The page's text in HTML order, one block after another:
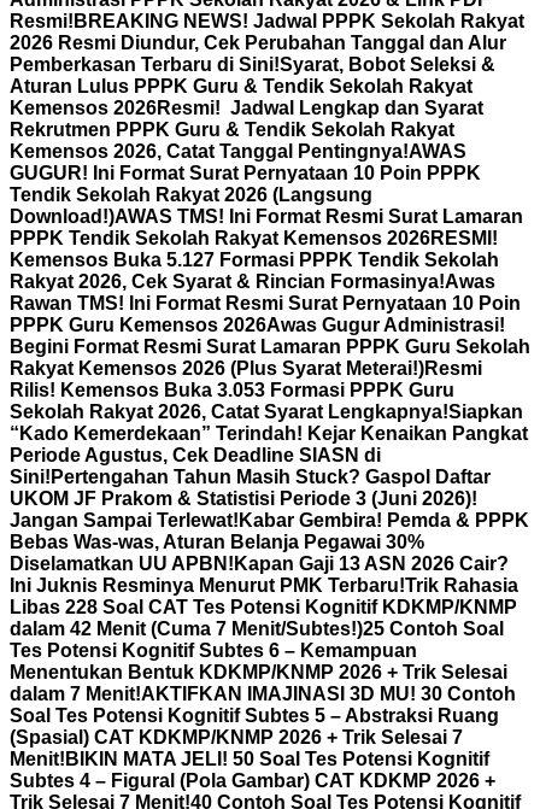
Resmi! BREAKING NEWS! Jadwal PPPK Sekolah Rakyat
2026 Resmi Diundur, Cek Perubahan Tanggal dan Alur
Pemberkasan Terbaru di Sini!Syarat, Bobot Seleksi &
Aturan Lulus PPPK Guru & Tendik Sekolah Rakyat
Kemensos 2026Resmi! Jadwal Lengkap dan Syarat
Rekrutmen PPPK Guru & Tendik Sekolah Rakyat
Kemensos 2026, Catat Tanggal Pentingnya!AWAS
GUGUR! Ini Format Surat Pernyataan 10 Poin PPPK
Tendik Sekolah Rakyat 2026 (Langsung
Download!)AWAS TMS! Ini Format Resmi Surat Lamaran
PPPK Tendik Sekolah Rakyat Kemensos 2026RESMI!
Kemensos Buka 5.127 Formasi PPPK Tendik Sekolah
Rakyat 2026, Cek Syarat & Rincian Formasinya!Awas
Rawan TMS! Ini Format Resmi Surat Pernyataan 10 Poin
PPPK Guru Kemensos 2026Awas Gugur Administrasi!
Begini Format Resmi Surat Lamaran PPPK Guru Sekolah
Rakyat Kemensos 2026 (Plus Syarat Meterai!)Resmi
Rilis! Kemensos Buka 3.053 Formasi PPPK Guru
Sekolah Rakyat 2026, Catat Syarat Lengkapnya!Siapkan
“Kado Kemerdekaan” Terindah! Kejar Kenaikan Pangkat
Periode Agustus, Cek Deadline SIASN di
Sini! Pertengahan Tahun Masih Stuck? Gaspol Daftar
UKOM JF Prakom & Statistisi Periode 3 (Juni 2026)!
Jangan Sampai Terlewat! Kabar Gembira! Pemda & PPPK
Bebas Was-was, Aturan Belanja Pegawai 30%
Diselamatkan UU APBN! Kapan Gaji 13 ASN 2026 Cair?
Ini Juknis Resminya Menurut PMK Terbaru!Trik Rahasia
Libas 228 Soal CAT Tes Potensi Kognitif KDKMP/KNMP
dalam 42 Menit (Cuma 7 Menit/Subtes!)25 Contoh Soal
Tes Potensi Kognitif Subtes 6 – Kemampuan
Menentukan Bentuk KDKMP/KNMP 2026 + Trik Selesai
dalam 7 Menit!AKTIFKAN IMAJINASI 3D MU! 30 Contoh
Soal Tes Potensi Kognitif Subtes 5 – Abstraksi Ruang
(Spasial) CAT KDKMP/KNMP 2026 + Trik Selesai 7
Menit! BIKIN MATA JELI! 50 Soal Tes Potensi Kognitif
Subtes 4 – Figural (Pola Gambar) CAT KDKMP 2026 +
Trik Selesai 7 Menit!40 Contoh Soal Tes Potensi Kognitif